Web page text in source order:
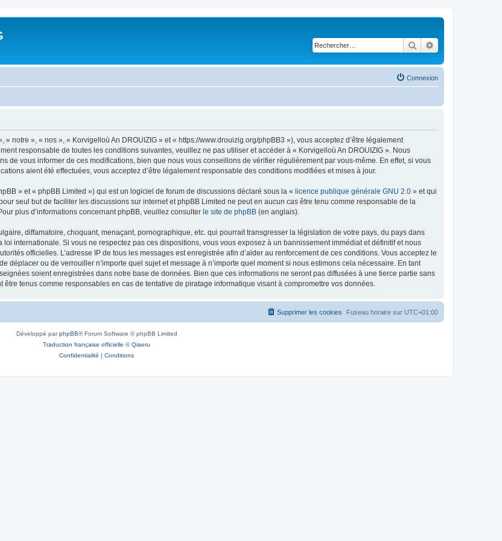
Rechercher
Connexion
notre », « nos », « Korvigelloù An DROUIZIG » et « https://www.drouizig.org/phpBB3 »), vous acceptez d’être légalement
responsable de toutes les conditions suivantes, veuillez ne pas utiliser et accéder à « Korvigelloù An DROUIZIG ». Nous
de vous informer de ces modifications, bien que nous vous conseillons de vérifier régulièrement par vous-même. En effet, si vous
aient été effectuées, vous acceptez d’être légalement responsable des conditions modifiées et mises à jour.
» et « phpBB Limited ») qui est un logiciel de forum de discussions déclaré sous la « licence publique générale GNU 2.0 » et qui
seul but de faciliter les discussions sur internet et phpBB Limited ne peut en aucun cas être tenu comme responsable de la
plus d’informations concernant phpBB, veuillez consulter le site de phpBB (en anglais).
diffamatoire, choquant, menaçant, pornographique, etc. qui pourrait transgresser la législation de votre pays, du pays dans
internationale. Si vous ne respectez pas ces dispositions, vous vous exposez à un bannissement immédiat et définitif et nous
officielles. L’adresse IP de tous les messages est enregistrée afin d’aider au renforcement de ces conditions. Vous acceptez le
déplacer ou de verrouiller n’importe quel sujet et message à n’importe quel moment si nous estimons cela nécessaire. En tant
soient enregistrées dans notre base de données. Bien que ces informations ne seront pas diffusées à une tierce partie sans
tenus comme responsables en cas de tentative de piratage informatique visant à compromettre vos données.
Fuseau horaire sur UTC+01:00
Supprimer les cookies
Développé parphpBB® Forum Software © phpBB Limited
Traduction française officielle ©Qiaeru
Confidentialité | Conditions